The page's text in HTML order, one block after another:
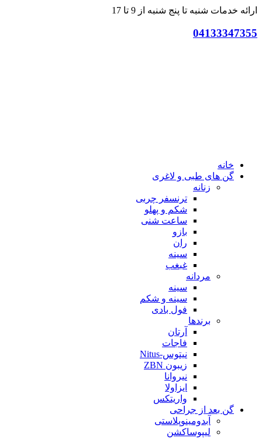
ارائه خدمات شنبه تا پنج شنبه از 9 تا 17
04133347355
خانه
گن های طبی و لاغری
زنانه
ترنسفر چربی
شکم و پهلو
ساعت شنی
بازو
ران
سینه
غبغب
مردانه
سینه
سینه و شکم
فول بادی
برندها
آرتان
فاجات
نیتوس-Nitus
زیبون ZBN
نیروانا
ایزاولا
واریتکس
گن بعد از جراحی
آبدومینوپلاستی
لیپوساکشن